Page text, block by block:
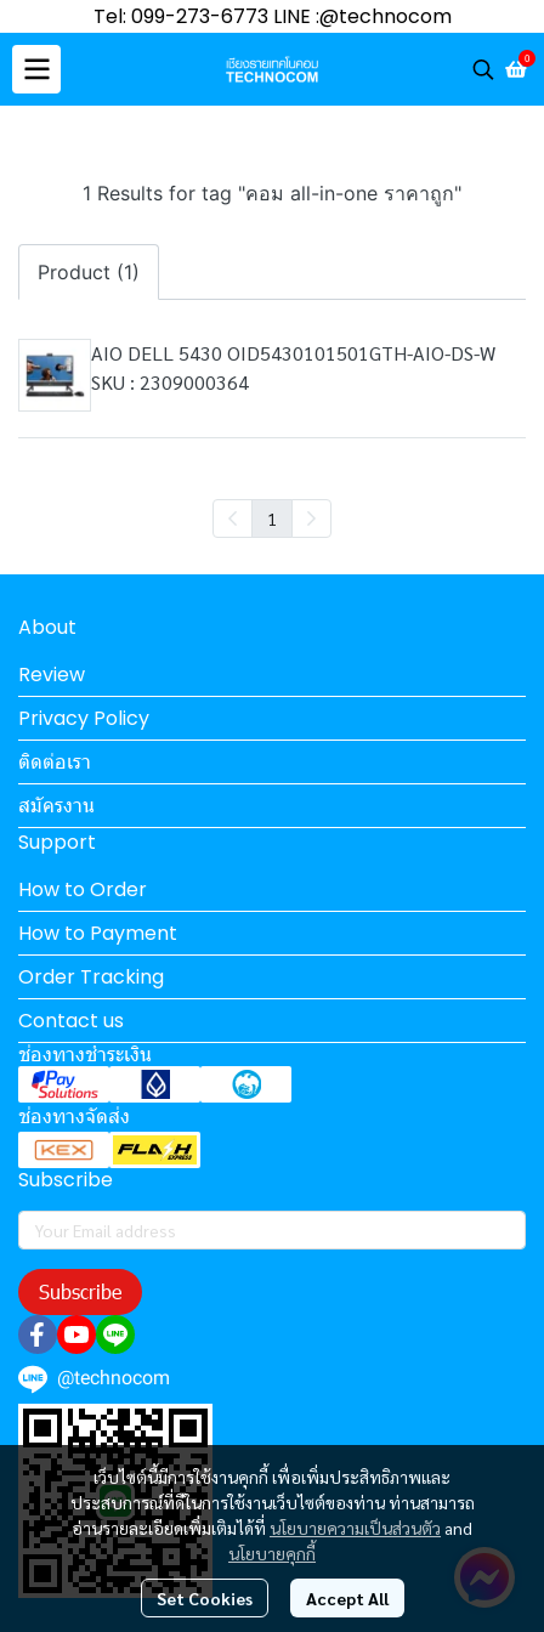
Tel: 099-273-6773 LINE :@technocom
0
1 Results for tag "คอม all-in-one ราคาถูก"
Product (1)
AIO DELL 5430 OID5430101501GTH-AIO-DS-W
SKU : 2309000364
1
เว็บไซต์นี้มีการใช้งานคุกกี้ เพื่อเพิ่มประสิทธิภาพและ
ประสบการณ์ที่ดีในการใช้งานเว็บไซต์ของท่าน ท่านสามารถ
อ่านรายละเอียดเพิ่มเติมได้ที่ นโยบายความเป็นส่วนตัว and
นโยบายคุกกี้
Set Cookies Accept All
About
Review
Privacy Policy
ติดต่อเรา
สมัครงาน
Support
How to Order
How to Payment
Order Tracking
Contact us
ช่องทางชำระเงิน
ช่องทางจัดส่ง
Subscribe
Subscribe
@technocom